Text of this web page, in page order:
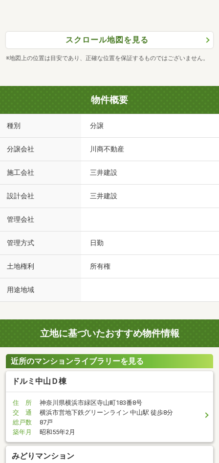
スクロール地図を見る
※地図上の位置は目安であり、正確な位置を保証するものではございません。
物件概要
種別 分譲
分譲会社 川商不動産
施工会社 三井建設
設計会社 三井建設
管理会社
管理方式 日勤
土地権利 所有権
用途地域
立地に基づいたおすすめ物件情報
近所のマンションライブラリーを見る
ドルミ中山Ｄ棟
住 所
神奈川県横浜市緑区寺山町183番8号
交 通
横浜市営地下鉄グリーンライン 中山駅 徒歩8分
総戸数
87戸
築年月
昭和55年2月
みどりマンション